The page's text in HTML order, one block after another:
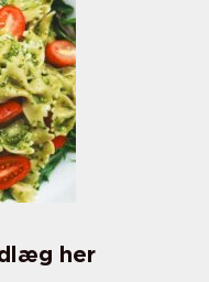
her